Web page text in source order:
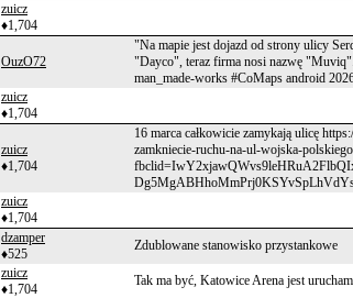
zuicz
♦1,704
OuzO72
"Na mapie jest dojazd od strony ulicy
"Dayco", teraz firma nosi nazwę
man_made-works #CoMaps android
zuicz
♦1,704
zuicz
♦1,704
16 marca całkowicie zamykają ulicę
zamkniecie-ruchu-na-ul-wojska-
zuicz
♦1,704
dzamper
♦525
Zdublowane stanowisko przystankowe
zuicz
♦1,704
Tak ma być, Katowice Arena jest